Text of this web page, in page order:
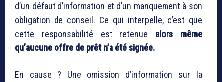
d’un défaut d’information et d’un manquement à son
obligation de conseil. Ce qui interpelle, c’est que
cette responsabilité est retenue alors même
qu’aucune offre de prêt n’a été signée.
En cause ? Une omission d’information sur la